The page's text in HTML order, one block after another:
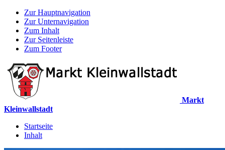
Zur Hauptnavigation
Zur Unternavigation
Zum Inhalt
Zur Seitenleiste
Zum Footer
Markt
Kleinwallstadt
Startseite
Inhalt